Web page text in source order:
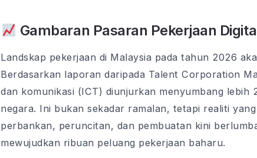
Gambaran Pasaran Pekerjaan
Landskap pekerjaan di Malaysia pada tahun 2026
Berdasarkan laporan daripada Talent Corporation
dan komunikasi (ICT) diunjurkan menyumbang lebih
negara. Ini bukan sekadar ramalan, tetapi realiti
perbankan, peruncitan, dan pembuatan kini
mewujudkan ribuan peluang pekerjaan baharu.